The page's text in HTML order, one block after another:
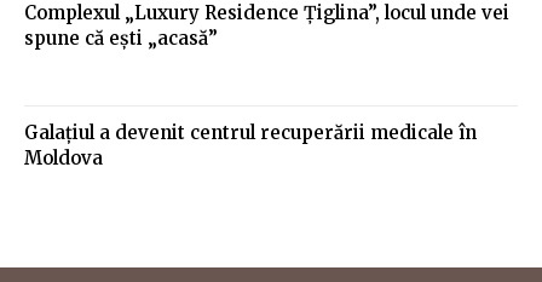
Complexul „Luxury Residence Ţiglina”, locul unde vei
spune că eşti „acasă”
Galațiul a devenit centrul recuperării medicale în
Moldova